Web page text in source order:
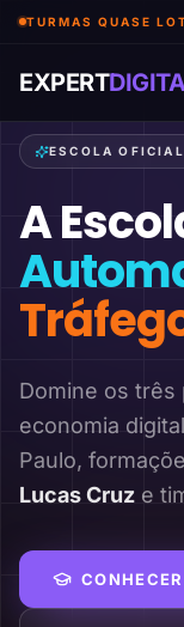
TURMAS QUASE
EXPERT
ESCOLA
A
Domine os três
economia
Paulo,
Lucas Cruz e